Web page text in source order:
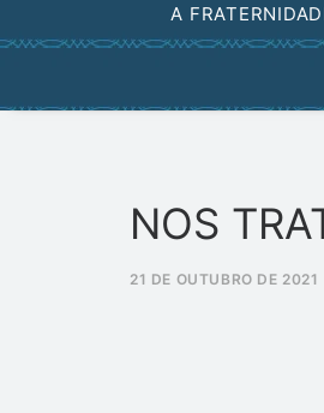
A
NOS
21 DE OUTUBRO DE 2021